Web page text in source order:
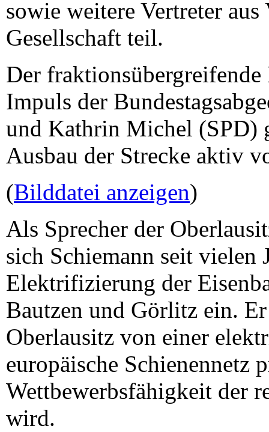
sowie weitere Vertreter
Gesellschaft teil.
Der
Impuls der
und Kathrin Michel (SPD)
Ausbau der Strecke aktiv
(Bilddatei anzeigen)
Als Sprecher der
sich Schiemann seit vielen
Elektrifizierung der
Bautzen und Görlitz ein.
Oberlausitz von einer
europäische Schienennetz
Wettbewerbsfähigkeit der
wird.